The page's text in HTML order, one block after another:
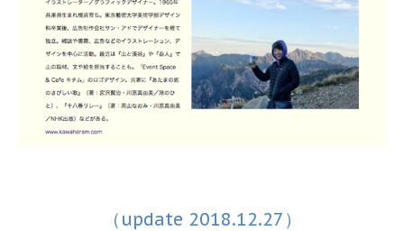
（update 2018.12.27）